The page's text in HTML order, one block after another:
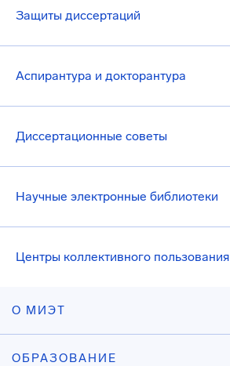
Защиты диссертаций
Аспирантура и докторантура
Диссертационные советы
Научные электронные библиотеки
Центры коллективного пользования
О МИЭТ
ОБРАЗОВАНИЕ